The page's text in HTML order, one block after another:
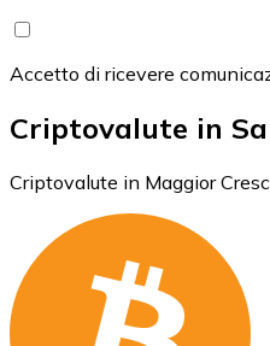
Accetto di ricevere
Criptovalute in
Criptovalute in Maggior